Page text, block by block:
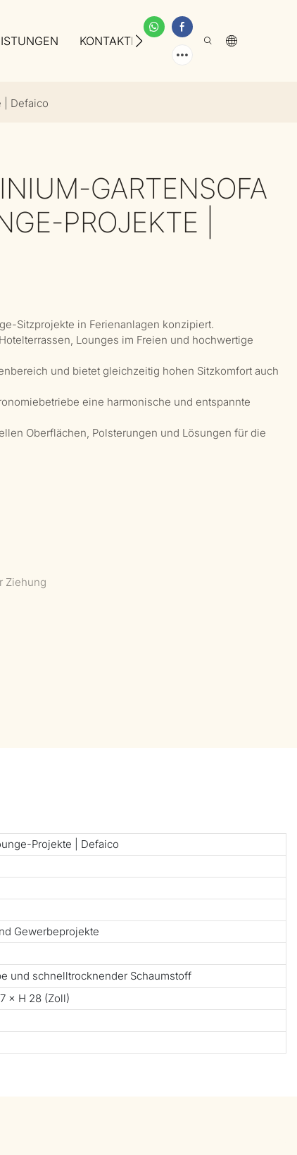
KONTAKTIEREN SIE UNS ÜBER UNS
| Defaico
GARTENSOFA
PROJEKTE |
Sitzprojekte in Ferienanlagen konzipiert.
Lounges im Freien und hochwertige
und bietet gleichzeitig hohen Sitzkomfort auch
eine harmonische und entspannte
Oberflächen, Polsterungen und Lösungen für die
Ziehung
Projekte | Defaico
Gewerbeprojekte
und schnelltrocknender Schaumstoff
× H 28 (Zoll)